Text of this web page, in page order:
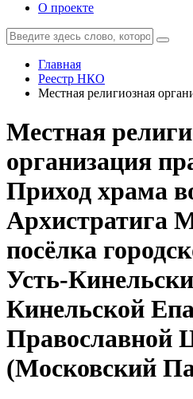
О проекте
Главная
Реестр НКО
Местная религиозная
Местная
организация
Приход храма
Архистратига
посёлка
Усть-
Кинельской
Православной
(Московский